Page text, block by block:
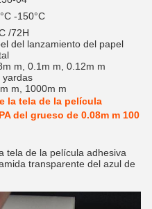
-150°C
/72H
del lanzamiento del papel
m, 0.1m m, 0.12m m
yardas
m, 1000m m
la tela de la película
del grueso de 0.08m m 100
tela de la película adhesiva
transparente del azul de